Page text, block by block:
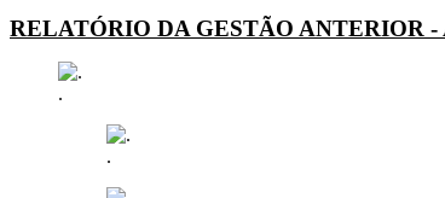
RELATÓRIO DA GESTÃO ANTERIOR
.
.